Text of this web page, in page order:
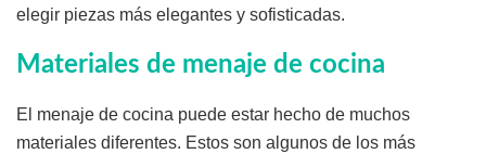
elegir piezas más elegantes y sofisticadas.
Materiales de menaje de cocina
El menaje de cocina puede estar hecho de muchos
materiales diferentes. Estos son algunos de los más